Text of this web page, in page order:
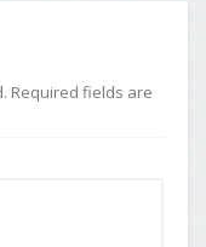
Required fields are